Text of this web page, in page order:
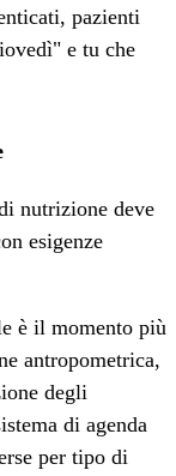
pazienti
e tu che
nutrizione deve
esigenze
è il momento più
antropometrica,
degli
di agenda
per tipo di